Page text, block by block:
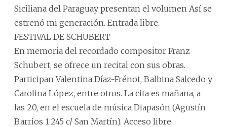
Siciliana del Paraguay presentan el volumen Así se
estrenó mi generación. Entrada libre.
FESTIVAL DE SCHUBERT
En memoria del recordado compositor Franz
Schubert, se ofrece un recital con sus obras.
Participan Valentina Díaz-Frénot, Balbina Salcedo y
Carolina López, entre otros. La cita es mañana, a
las 20, en el escuela de música Diapasón (Agustín
Barrios 1.245 c/ San Martín). Acceso libre.